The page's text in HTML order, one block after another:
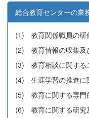
総合教育センターの業
(1) 教育関係職員の研
(2) 教育情報の収集及
(3) 教育相談に関する
(4) 生涯学習の推進に
(5) 教育に関する専門
(6) 教育に関する研究